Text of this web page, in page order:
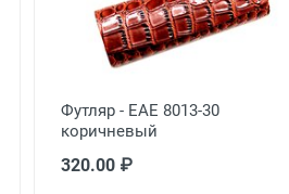
Футляр - EAE 8013-30
коричневый
320.00 ₽